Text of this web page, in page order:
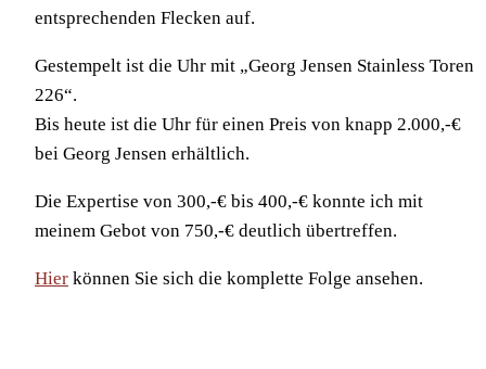
entsprechenden Flecken auf.
Gestempelt ist die Uhr mit „Georg Jensen Stainless Toren
226“.
Bis heute ist die Uhr für einen Preis von knapp 2.000,-€
bei Georg Jensen erhältlich.
Die Expertise von 300,-€ bis 400,-€ konnte ich mit
meinem Gebot von 750,-€ deutlich übertreffen.
Hier können Sie sich die komplette Folge ansehen.